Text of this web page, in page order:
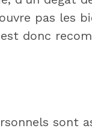
pas les
donc
sont